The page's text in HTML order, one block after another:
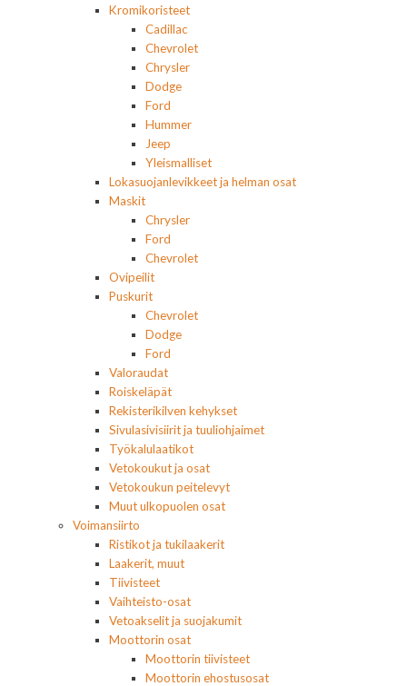
Kromikoristeet
Cadillac
Chevrolet
Chrysler
Dodge
Ford
Hummer
Jeep
Yleismalliset
Lokasuojanlevikkeet ja helman osat
Maskit
Chrysler
Ford
Chevrolet
Ovipeilit
Puskurit
Chevrolet
Dodge
Ford
Valoraudat
Roiskeläpät
Rekisterikilven kehykset
Sivulasivisiirit ja tuuliohjaimet
Työkalulaatikot
Vetokoukut ja osat
Vetokoukun peitelevyt
Muut ulkopuolen osat
Voimansiirto
Ristikot ja tukilaakerit
Laakerit, muut
Tiivisteet
Vaihteisto-osat
Vetoakselit ja suojakumit
Moottorin osat
Moottorin tiivisteet
Moottorin ehostusosat